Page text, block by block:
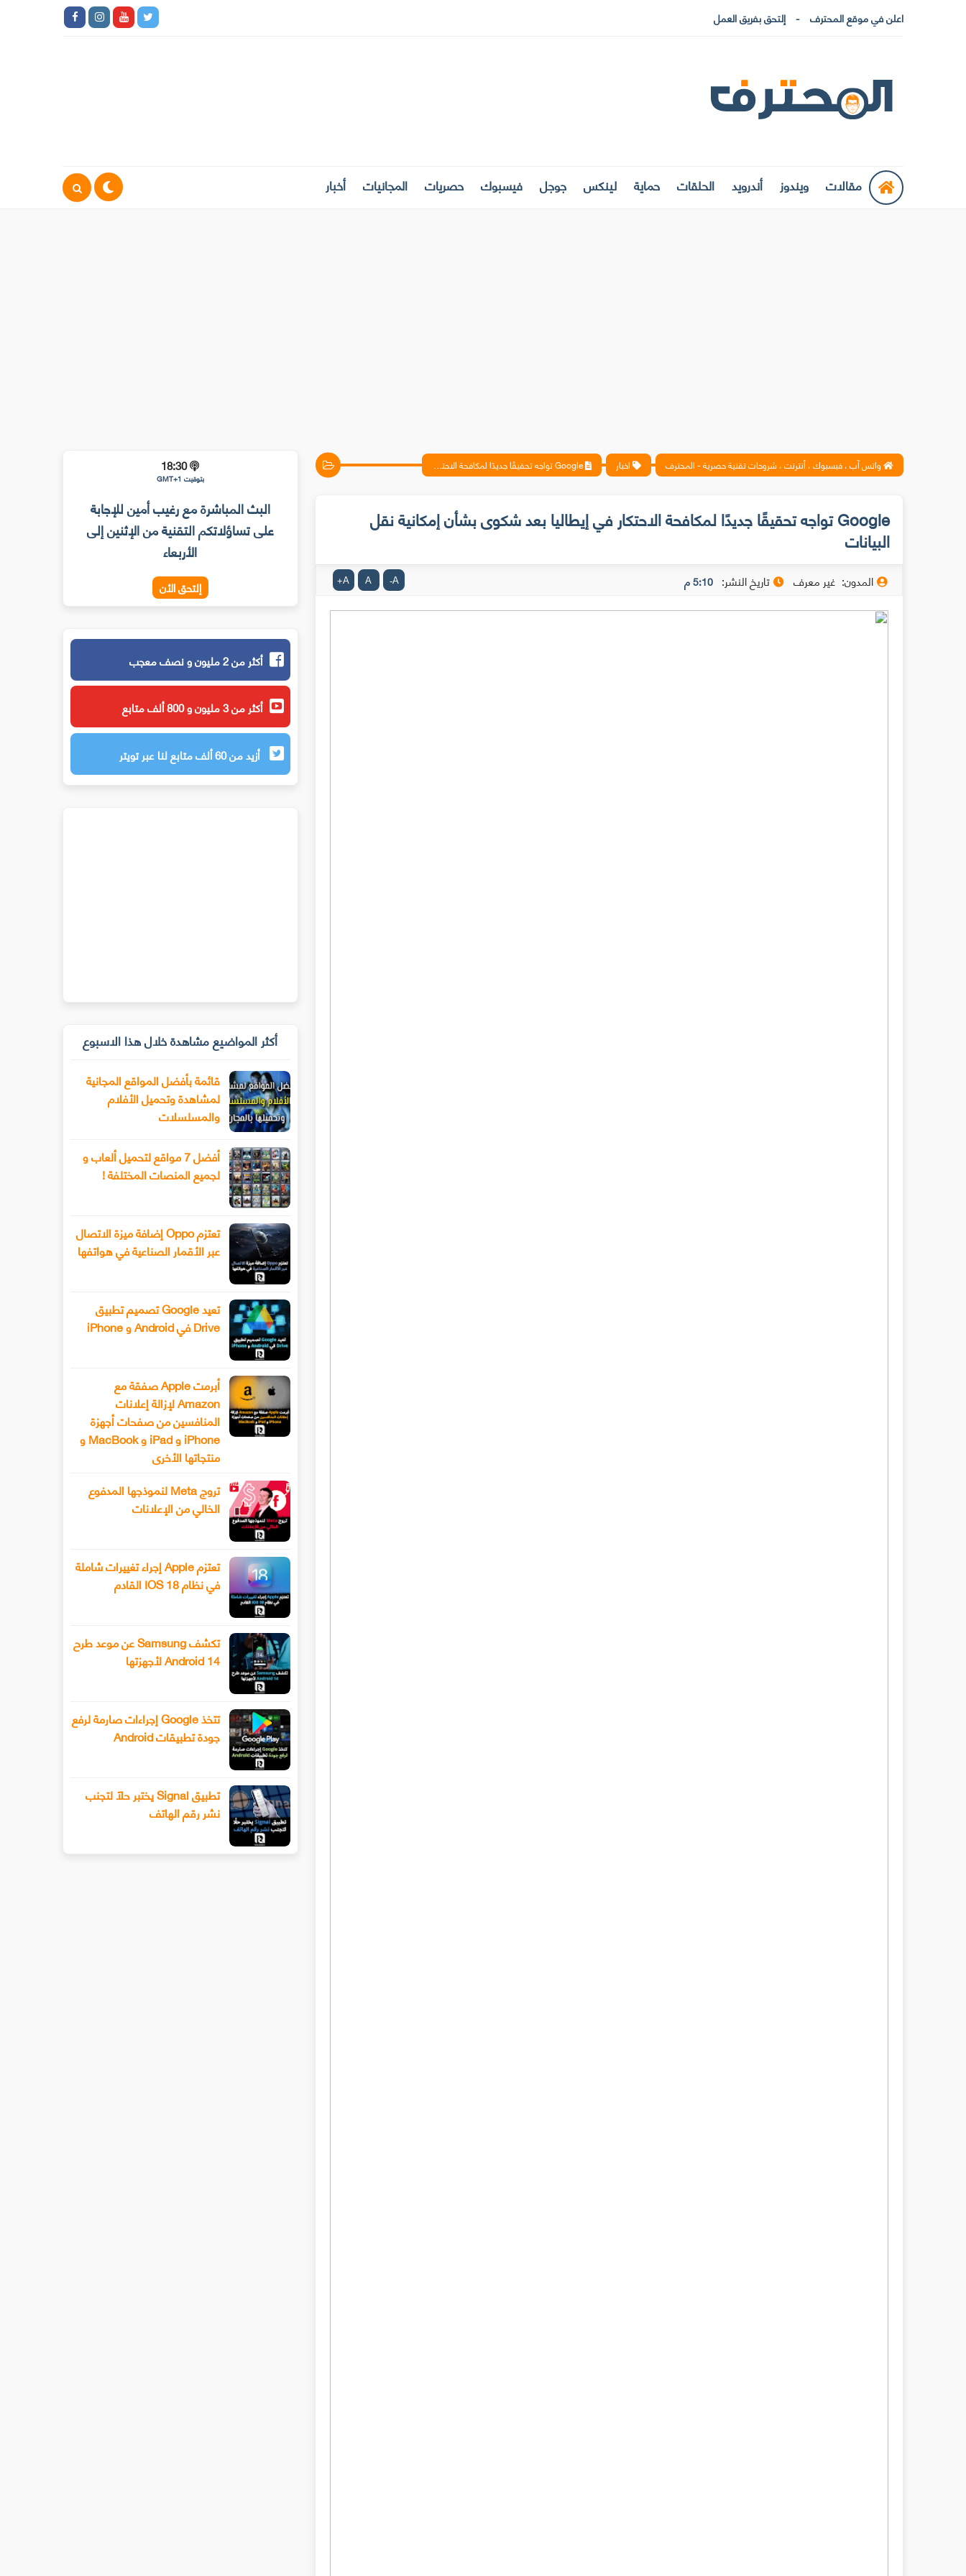
اعلن في موقع المحترف إلتحق بفريق العمل
مقالات ويندوز أندرويد الحلقات حماية لينكس جوجل فيسبوك حصريات المجانيات أخبار
واتس آب ، فيسبوك ، أنترنت ، شروحات تقنية حصرية - المحترف اخبار Google تواجه تحقيقًا جديدًا لمكافحة الاحتكار في إيطاليا بعد شكوى بشأن إمكانية نقل البيانات
Google تواجه تحقيقًا جديدًا لمكافحة الاحتكار في إيطاليا بعد شكوى بشأن إمكانية نقل
البيانات
المدون: غير معرف تاريخ النشر: 5:10 م A
-
A
A
+
18:30
بتوقيت GMT+1
البث المباشرة مع رغيب أمين للإجابة
على تساؤلاتكم التقنية من الإثنين إلى
الأربعاء
إلتحق الأن
أكثر من 2 مليون و نصف معجب
أكثر من 3 مليون و 800 ألف متابع
أزيد من 60 ألف متابع لنا عبر تويتر
أكثر المواضيع مشاهدة خلال هذا الاسبوع
قائمة بأفضل المواقع المجانية
لمشاهدة وتحميل الأفلام
والمسلسلات
أفضل 7 مواقع لتحميل ألعاب و
لجميع المنصات المختلفة !
تعتزم Oppo إضافة ميزة الاتصال
عبر الأقمار الصناعية في هواتفها
تعيد Google تصميم تطبيق
Drive في Android و iPhone
أبرمت Apple صفقة مع
Amazon لإزالة إعلانات
المنافسين من صفحات أجهزة
iPhone و iPad و MacBook و
منتجاتها الأخرى
تروج Meta لنموذجها المدفوع
الخالي من الإعلانات
تعتزم Apple إجراء تغييرات شاملة
في نظام IOS 18 القادم
تكشف Samsung عن موعد طرح
Android 14 لأجهزتها
تتخذ Google إجراءات صارمة لرفع
جودة تطبيقات Android
تطبيق Signal يختبر حلًا لتجنب
نشر رقم الهاتف